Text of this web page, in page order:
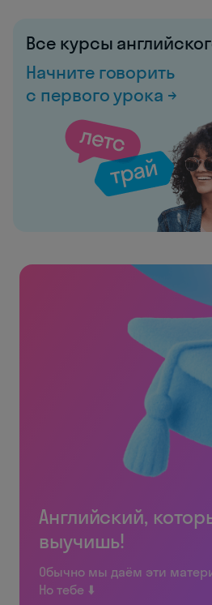
Все курсы
Начните говорить
с первого урока →
Английский,
выучишь!
Обычно мы даём эти
Но тебе ⬇️